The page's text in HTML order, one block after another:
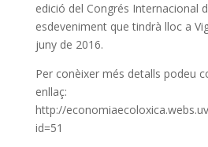
edició del Congrés Internacional
esdeveniment que tindrà lloc a
juny de 2016.
Per conèixer més detalls podeu
enllaç:
http://
id=51